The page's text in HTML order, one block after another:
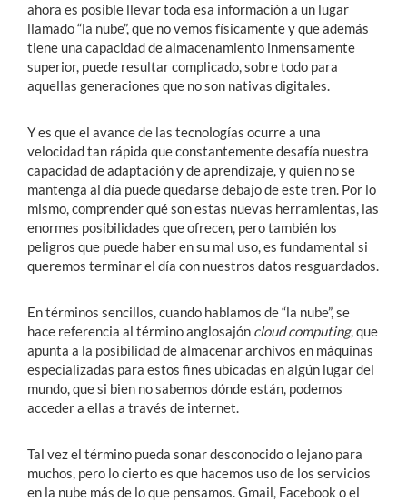
ahora es posible llevar toda esa información a un lugar
llamado “la nube”, que no vemos físicamente y que además
tiene una capacidad de almacenamiento inmensamente
superior, puede resultar complicado, sobre todo para
aquellas generaciones que no son nativas digitales.
Y es que el avance de las tecnologías ocurre a una
velocidad tan rápida que constantemente desafía nuestra
capacidad de adaptación y de aprendizaje, y quien no se
mantenga al día puede quedarse debajo de este tren. Por lo
mismo, comprender qué son estas nuevas herramientas, las
enormes posibilidades que ofrecen, pero también los
peligros que puede haber en su mal uso, es fundamental si
queremos terminar el día con nuestros datos resguardados.
En términos sencillos, cuando hablamos de “la nube”, se
hace referencia al término anglosajón cloud computing, que
apunta a la posibilidad de almacenar archivos en máquinas
especializadas para estos fines ubicadas en algún lugar del
mundo, que si bien no sabemos dónde están, podemos
acceder a ellas a través de internet.
Tal vez el término pueda sonar desconocido o lejano para
muchos, pero lo cierto es que hacemos uso de los servicios
en la nube más de lo que pensamos. Gmail, Facebook o el